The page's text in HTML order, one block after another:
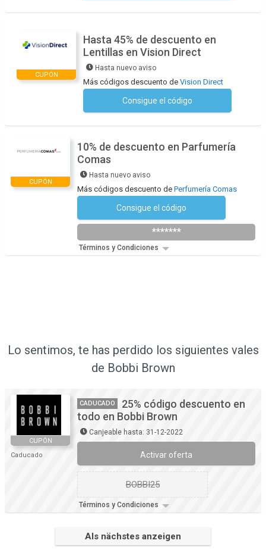
CUPÓN
Hasta 45% de descuento en
Lentillas en Vision Direct
Hasta nuevo aviso
Más códigos descuento de Vision Direct
Consigue el código
CUPÓN
10% de descuento en Parfumería
Comas
Hasta nuevo aviso
Más códigos descuento de Perfumería Comas
Consigue el código
*******
Términos y Condiciones
Lo sentimos, te has perdido los siguientes vales
de Bobbi Brown
CUPÓN
Caducado
CADUCADO
25% código descuento en
todo en Bobbi Brown
Canjeable hasta: 31-12-2022
Activar oferta
BOBBI25
Términos y Condiciones
Als nächstes anzeigen